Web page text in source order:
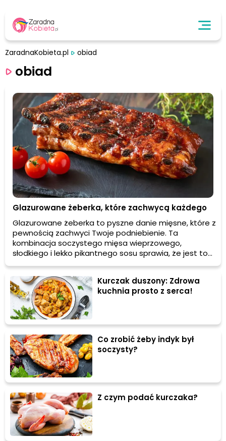
ZaradnaKobieta.pl obiad
obiad
Glazurowane żeberka, które zachwycą każdego
Glazurowane żeberka to pyszne danie mięsne, które z
pewnością zachwyci Twoje podniebienie. Ta
kombinacja soczystego mięsa wieprzowego,
słodkiego i lekko pikantnego sosu sprawia, że jest to
idealna propozycja dla miłośników klasycznych
smaków. W tym artykule przedstawiamy przepis na
glazurowane żeberka, podpowiadamy jak je podawać
oraz udzielamy kilku porad, które pomogą Ci osiągnąć
perfekcyjny efekt.
Kurczak duszony: Zdrowa
kuchnia prosto z serca!
Co zrobić żeby indyk był
soczysty?
Z czym podać kurczaka?